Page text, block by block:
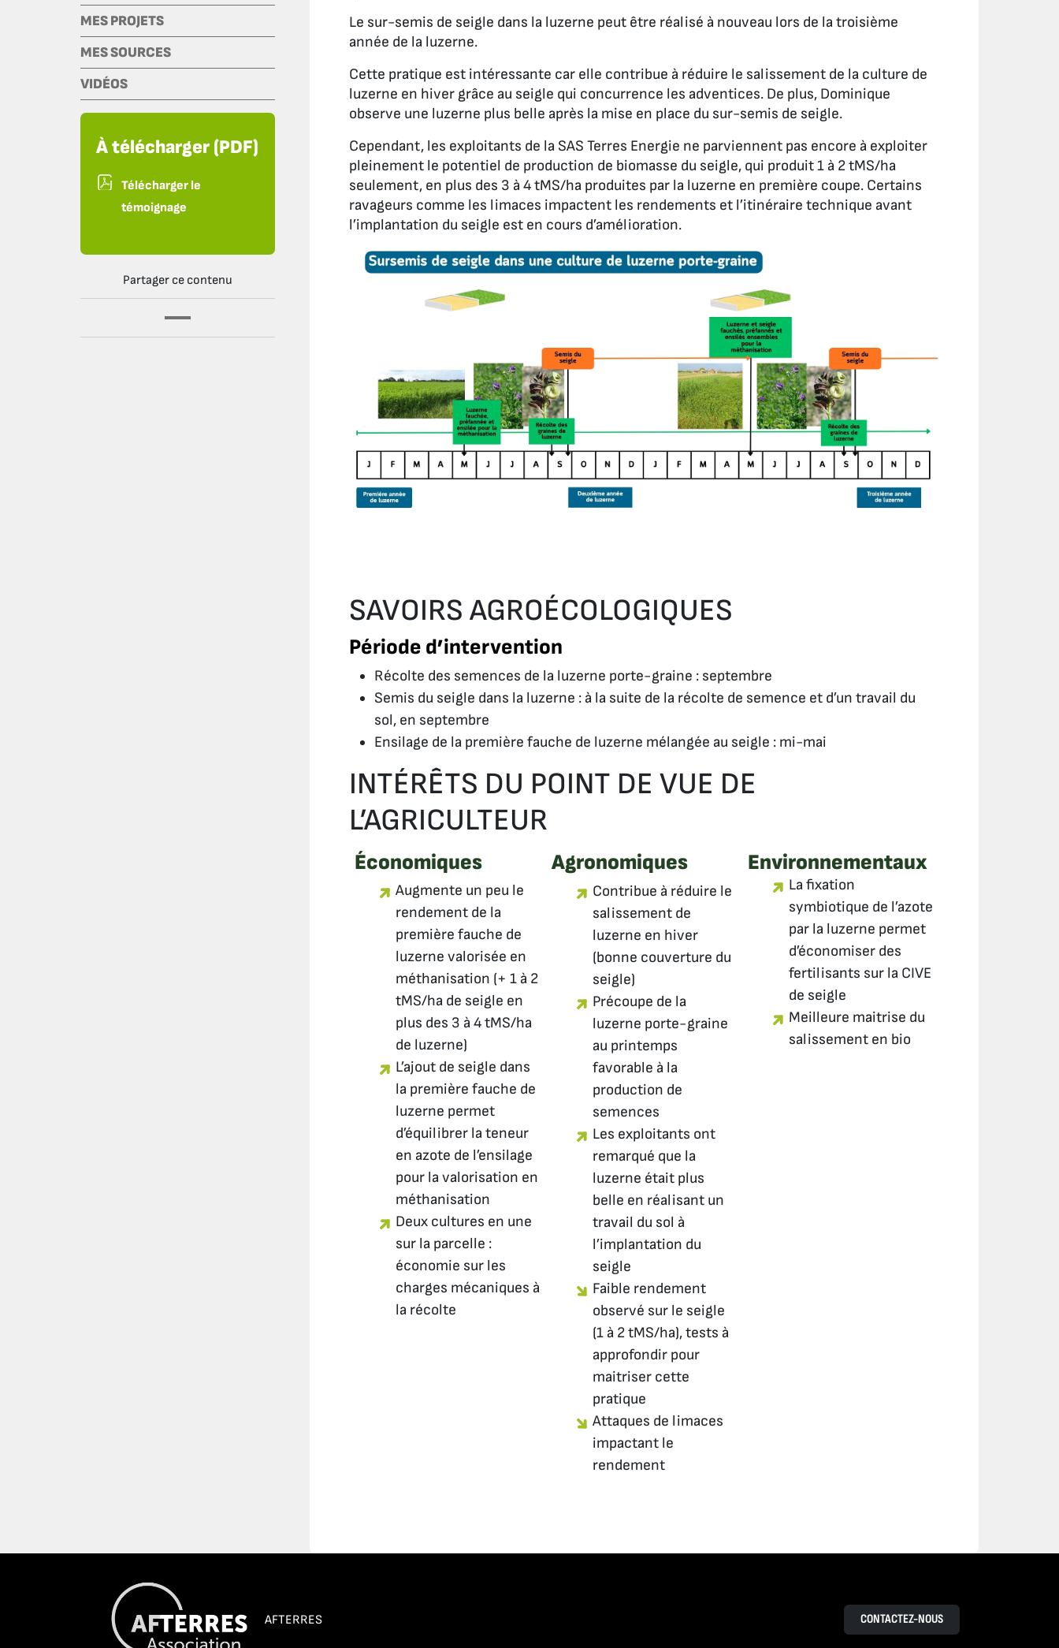
MES PROJETS
MES SOURCES
VIDÉOS
À télécharger (PDF)
Télécharger le
témoignage
Partager ce contenu
Le sur-semis de seigle dans la luzerne peut être réalisé à nouveau lors de la troisième
année de la luzerne.
Cette pratique est intéressante car elle contribue à réduire le salissement de la culture de
luzerne en hiver grâce au seigle qui concurrence les adventices. De plus, Dominique
observe une luzerne plus belle après la mise en place du sur-semis de seigle.
Cependant, les exploitants de la SAS Terres Energie ne parviennent pas encore à exploiter
pleinement le potentiel de production de biomasse du seigle, qui produit 1 à 2 tMS/ha
seulement, en plus des 3 à 4 tMS/ha produites par la luzerne en première coupe. Certains
ravageurs comme les limaces impactent les rendements et l’itinéraire technique avant
l’implantation du seigle est en cours d’amélioration.
SAVOIRS AGROÉCOLOGIQUES
Période d’intervention
Récolte des semences de la luzerne porte-graine : septembre
Semis du seigle dans la luzerne : à la suite de la récolte de semence et d’un travail du
sol, en septembre
Ensilage de la première fauche de luzerne mélangée au seigle : mi-mai
INTÉRÊTS DU POINT DE VUE DE
L’AGRICULTEUR
Économiques
Augmente un peu le
rendement de la
première fauche de
luzerne valorisée en
méthanisation (+ 1 à 2
tMS/ha de seigle en
plus des 3 à 4 tMS/ha
de luzerne)
L’ajout de seigle dans
la première fauche de
luzerne permet
d’équilibrer la teneur
en azote de l’ensilage
pour la valorisation en
méthanisation
Deux cultures en une
sur la parcelle :
économie sur les
charges mécaniques à
la récolte
Agronomiques
Contribue à réduire le
salissement de
luzerne en hiver
(bonne couverture du
seigle)
Précoupe de la
luzerne porte-graine
au printemps
favorable à la
production de
semences
Les exploitants ont
remarqué que la
luzerne était plus
belle en réalisant un
travail du sol à
l’implantation du
seigle
Faible rendement
observé sur le seigle
(1 à 2 tMS/ha), tests à
approfondir pour
maitriser cette
pratique
Attaques de limaces
impactant le
rendement
Environnementaux
La fixation
symbiotique de l’azote
par la luzerne permet
d’économiser des
fertilisants sur la CIVE
de seigle
Meilleure maitrise du
salissement en bio
AFTERRES CONTACTEZ-NOUS